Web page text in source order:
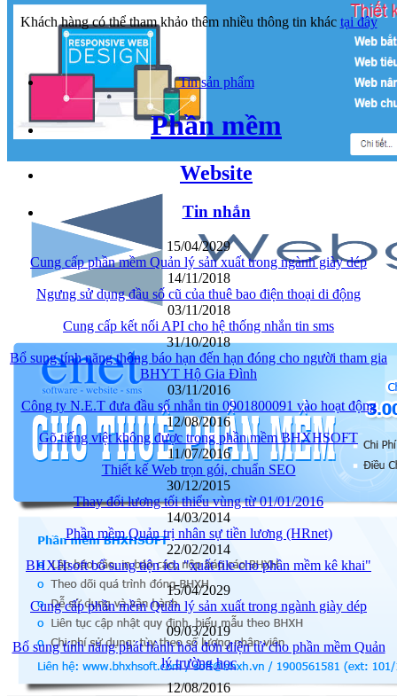
Khách hàng có thể tham khảo thêm nhiều thông tin khác tại đây
Tin sản phẩm
Phần mềm
Website
Tin nhắn
15/04/2029
Cung cấp phần mềm Quản lý sản xuất trong ngành giày dép
14/11/2018
Ngưng sử dụng đầu số cũ của thuê bao điện thoại di động
03/11/2018
Cung cấp kết nối API cho hệ thống nhắn tin sms
31/10/2018
Bổ sung tính năng thông báo hạn đến hạn đóng cho người tham gia
BHYT Hộ Gia Đình
03/11/2016
Công ty N.E.T đưa đầu số nhắn tin 0901800091 vào hoạt động
12/08/2016
Gõ tiếng việt không được trong phần mềm BHXHSOFT
11/07/2016
Thiết kế Web trọn gói, chuẩn SEO
30/12/2015
Thay đổi lương tối thiểu vùng từ 01/01/2016
14/03/2014
Phần mềm Quản trị nhân sự tiền lương (HRnet)
22/02/2014
BHXHsoft bổ sung tiện ích "xuất file cho phần mềm kê khai"
15/04/2029
Cung cấp phần mềm Quản lý sản xuất trong ngành giày dép
09/03/2019
Bổ sung tính năng phát hành hoá đơn điện tử cho phần mềm Quản
lý trường học
12/08/2016